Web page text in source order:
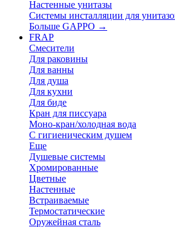
Настенные унитазы
Системы инсталляции для
Больше GAPPO →
FRAP
Смесители
Для раковины
Для ванны
Для душа
Для кухни
Для биде
Кран для писсуара
Моно-кран/холодная вода
С гигиеническим душем
Еще
Душевые системы
Хромированные
Цветные
Настенные
Встраиваемые
Термостатические
Оружейная сталь